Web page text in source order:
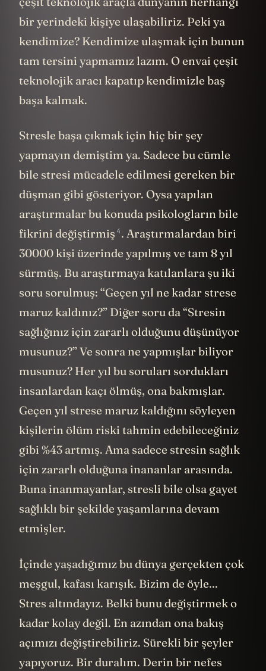
bir yerindeki kişiye ulaşabiliriz. Peki ya
kendimize? Kendimize ulaşmak için bunun
tam tersini yapmamız lazım. O envai çeşit
teknolojik aracı kapatıp kendimizle baş
başa kalmak.
Stresle başa çıkmak için hiç bir şey
yapmayın demiştim ya. Sadece bu cümle
bile stresi mücadele edilmesi gereken bir
düşman gibi gösteriyor. Oysa yapılan
araştırmalar bu konuda psikologların bile
fikrini değiştirmiş 4. Araştırmalardan biri
30000 kişi üzerinde yapılmış ve tam 8 yıl
sürmüş. Bu araştırmaya katılanlara şu iki
soru sorulmuş: “Geçen yıl ne kadar strese
maruz kaldınız?” Diğer soru da “Stresin
sağlığınız için zararlı olduğunu düşünüyor
musunuz?” Ve sonra ne yapmışlar biliyor
musunuz? Her yıl bu soruları sordukları
insanlardan kaçı ölmüş, ona bakmışlar.
Geçen yıl strese maruz kaldığını söyleyen
kişilerin ölüm riski tahmin edebileceğiniz
gibi %43 artmış. Ama sadece stresin sağlık
için zararlı olduğuna inananlar arasında.
Buna inanmayanlar, stresli bile olsa gayet
sağlıklı bir şekilde yaşamlarına devam
etmişler.
İçinde yaşadığımız bu dünya gerçekten çok
meşgul, kafası karışık. Bizim de öyle...
Stres altındayız. Belki bunu değiştirmek o
kadar kolay değil. En azından ona bakış
açımızı değiştirebiliriz. Sürekli bir şeyler
yapıyoruz. Bir duralım. Derin bir nefes